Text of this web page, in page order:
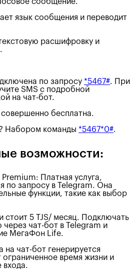
язык сообщения и переводит
расшифровку и
по запросу *5467#. При
SMS с подробной
на чат-бот.
совершенно бесплатна.
Набором команды *5467*0#.
возможности:
Платная услуга,
по запросу в Telegram. Она
функции, такие как выбор
стоит 5 TJS/ месяц. Подключать
чат-бот в Telegram и
МегаФон Life.
на чат-бот генерируется
ограниченное время жизни и
входа.